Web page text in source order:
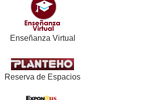
Enseñanza Virtual
Reserva de Espacios